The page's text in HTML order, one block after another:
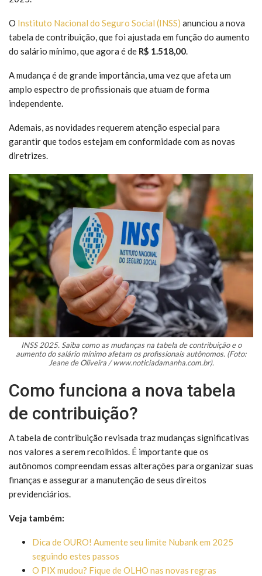
O Instituto Nacional do Seguro Social (INSS) anunciou a nova
tabela de contribuição, que foi ajustada em função do aumento
do salário mínimo, que agora é de R$ 1.518,00.
A mudança é de grande importância, uma vez que afeta um
amplo espectro de profissionais que atuam de forma
independente.
Ademais, as novidades requerem atenção especial para
garantir que todos estejam em conformidade com as novas
diretrizes.
INSS 2025. Saiba como as mudanças na tabela de contribuição e o
aumento do salário mínimo afetam os profissionais autônomos. (Foto:
Jeane de Oliveira / www.noticiadamanha.com.br).
Como funciona a nova tabela
de contribuição?
A tabela de contribuição revisada traz mudanças significativas
nos valores a serem recolhidos. É importante que os
autônomos compreendam essas alterações para organizar suas
finanças e assegurar a manutenção de seus direitos
previdenciários.
Veja também:
Dica de OURO! Aumente seu limite Nubank em 2025
seguindo estes passos
O PIX mudou? Fique de OLHO nas novas regras